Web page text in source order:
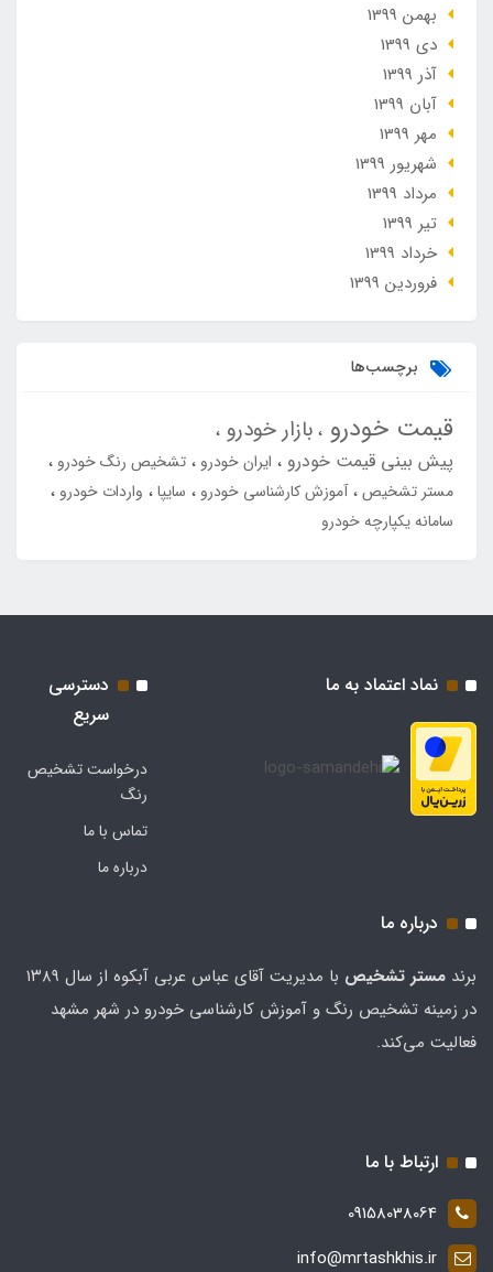
بهمن 1399
دی 1399
آذر 1399
آبان 1399
مهر 1399
شهریور 1399
مرداد 1399
تير 1399
خرداد 1399
فروردین 1399
برچسب‌ها
قیمت خودرو بازار خودرو
پیش بینی قیمت خودرو ایران خودرو
تشخیص رنگ خودرو
مستر تشخیص آموزش کارشناسی خودرو سایپا
واردات خودرو
سامانه یکپارچه خودرو
نماد اعتماد به ما
دسترسی
سریع
درخواست تشخیص
رنگ
تماس با ما
درباره ما
درباره ما
برند مستر تشخيص
با مدیریت آقای عباس عربی آبکوه از سال ۱۳۸۹
در زمینه تشخیص رنگ و آموزش کارشناسی خودرو در شهر مشهد
فعالیت می‌کند.
ارتباط با ما
09158038064
info@mrtashkhis.ir